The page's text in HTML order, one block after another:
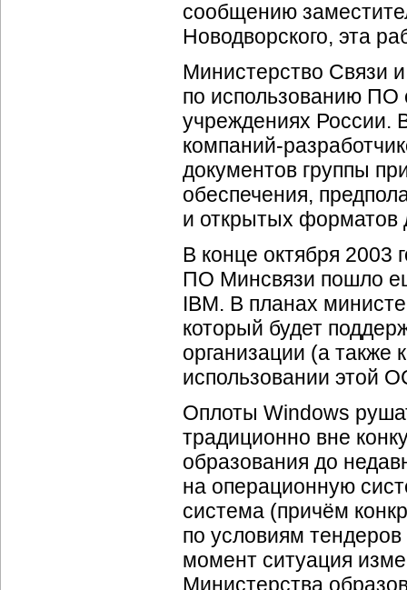
сообщению
Новодворского, эта
Министерство Связи
по использованию ПО
учреждениях России.
компаний-
документов группы
обеспечения,
и открытых форматов
В конце октября 2003
ПО Минсвязи пошло
IBM. В планах
который будет
организации (а
использовании этой
Оплоты Windows
традиционно вне
образования до
на операционную
система (причём
по условиям
момент ситуация
Министерства